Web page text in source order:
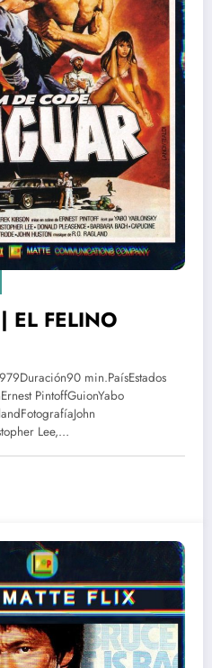
EL FELINO
min.PaísEstados
PintoffGuionYabo
Lee,…